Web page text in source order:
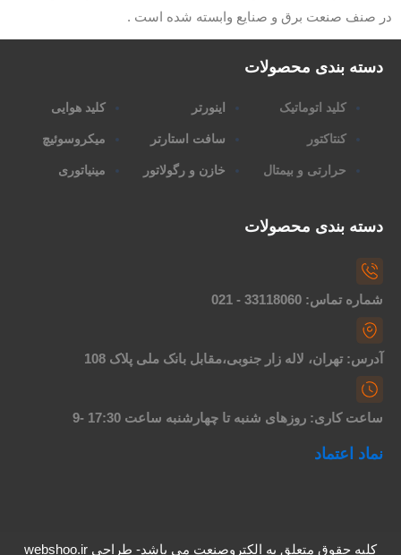
صنف صنعت برق و صنایع وابسته شده است .
بندی محصولات
کلید اتوماتیک
کنتاکتور
حرارتی و بیمتال
اینورتر
سافت استارتر
خازن و رگولاتور
کلید هوایی
میکروسوئیچ
مینیاتوری
بندی محصولات
تماس: 33118060 - 021
تهران، لاله زار جنوبی،مقابل بانک ملی پلاک 108
کاری: روزهای شنبه تا چهارشنبه ساعت 17:30 -9
اعتماد
کلیه حقوق متعلق به الکتروصنعت می باشد- طراحی webshoo.ir